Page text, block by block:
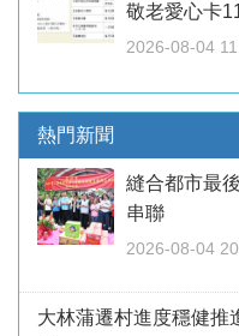
敬老愛心卡
2026-08-04
熱門新聞
縫合都市最
串聯
2026-08-04
大林蒲遷村進度穩健